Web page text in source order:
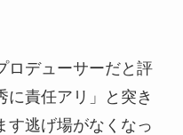
ロデューサーだと評
に責任アリ」と突き
す逃げ場がなくなっ